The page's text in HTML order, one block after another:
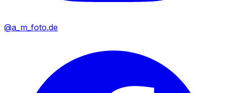
@a_m_foto.de